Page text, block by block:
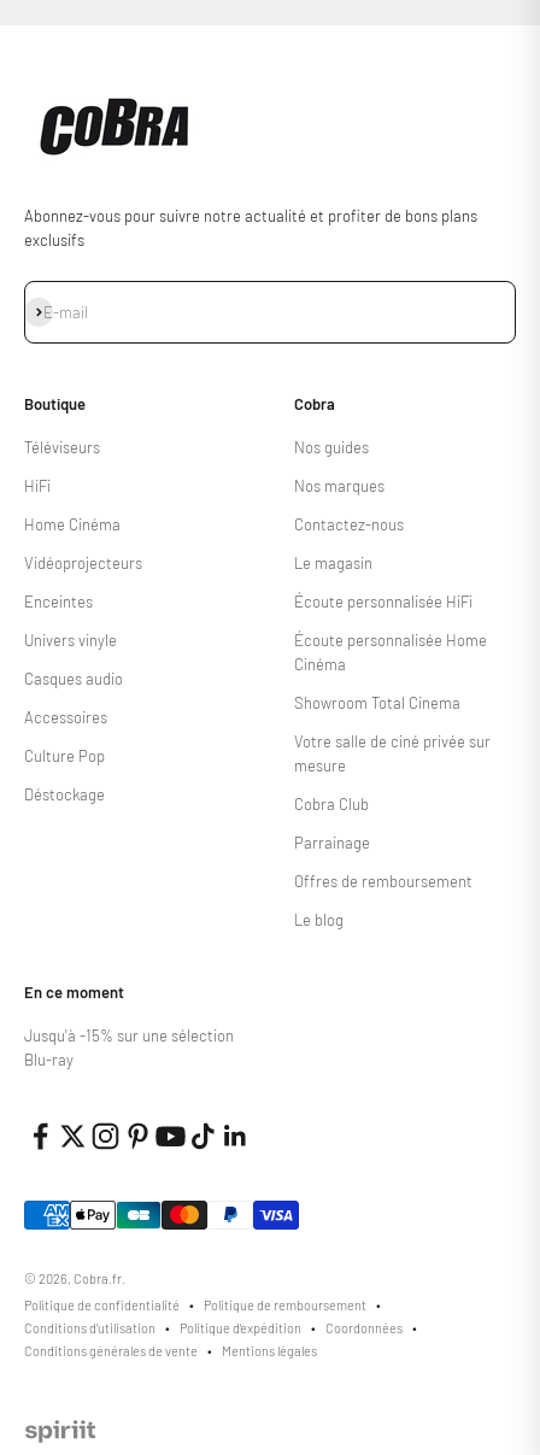
Abonnez-vous pour suivre notre actualité et profiter de bons plans
exclusifs
E-mail
S'inscrire
Boutique
Téléviseurs
HiFi
Home Cinéma
Vidéoprojecteurs
Enceintes
Univers vinyle
Casques audio
Accessoires
Culture Pop
Déstockage
Cobra
Nos guides
Nos marques
Contactez-nous
Le magasin
Écoute personnalisée HiFi
Écoute personnalisée Home
Cinéma
Showroom Total Cinema
Votre salle de ciné privée sur
mesure
Cobra Club
Parrainage
Offres de remboursement
Le blog
En ce moment
Jusqu'à -15% sur une sélection
Blu-ray
© 2026, Cobra.fr.
Politique de confidentialité
Politique de remboursement
Conditions d’utilisation
Politique d’expédition
Coordonnées
Conditions générales de vente
Mentions légales